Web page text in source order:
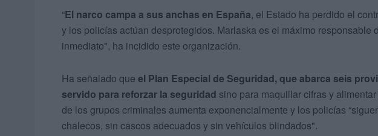
“El narco campa a sus anchas en España, el Estado ha perdido el
y los policías actúan desprotegidos. Marlaska es el máximo responsable
inmediato", ha incidido este organización.
Ha señalado que el Plan Especial de Seguridad, que abarca seis
servido para reforzar la seguridad sino para maquillar cifras y
de los grupos criminales aumenta exponencialmente y los policías
chalecos, sin cascos adecuados y sin vehículos blindados".